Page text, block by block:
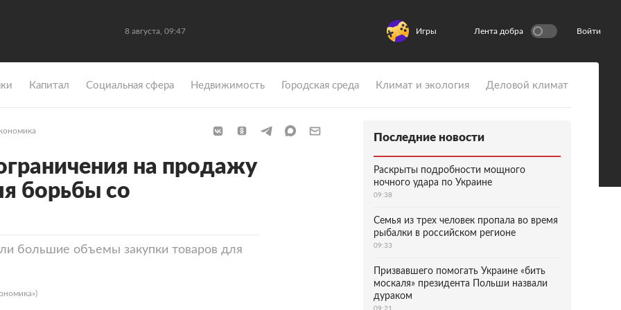
8 августа, 09:47 Игры Лента добра Войти
Капитал Социальная сфера Недвижимость Городская среда Климат и экология Деловой климат
на продажу
борьбы со
большие объемы закупки товаров для
Последние новости
Раскрыты подробности мощного
ночного удара по Украине
09:38
Семья из трех человек пропала во время
рыбалки в российском регионе
09:33
Призвавшего помогать Украине «бить
москаля» президента Польши назвали
дураком
09:21